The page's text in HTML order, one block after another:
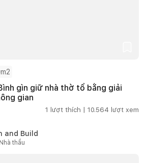
gìn giữ nhà thờ tổ bằng giải
gian
1 lượt thích | 10.564 lượt xem
and Build
thầu